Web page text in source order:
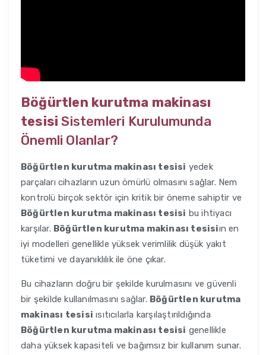
Böğürtlen kurutma makinası
tesisi Sistemleri Kurulumunda
Önemli Olanlar?
Böğürtlen kurutma makinası tesisi yedek
parçaları cihazların uzun ömürlü olmasını sağlar. Nem
kontrolü birçok sektör için kritik bir öneme sahiptir ve
Böğürtlen kurutma makinası tesisi bu ihtiyacı
karşılar. Böğürtlen kurutma makinası tesisiın en
iyi modelleri genellikle yüksek verimlilik düşük yakıt
tüketimi ve dayanıklılık ile öne çıkar.
Bu cihazların doğru bir şekilde kurulmasını ve güvenli
bir şekilde kullanılmasını sağlar. Böğürtlen kurutma
makinası tesisi ısıtıcılarla karşılaştırıldığında
Böğürtlen kurutma makinası tesisi genellikle
daha yüksek kapasiteli ve bağımsız bir kullanım sunar.